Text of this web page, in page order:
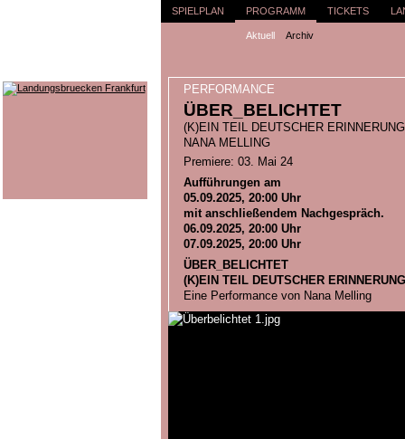
SPIELPLAN PROGRAMM
Aktuell Archiv
TICKETS
PERFORMANCE
ÜBER_BELICHTET
(K)EIN TEIL DEUTSCHER
NANA MELLING
Premiere: 03. Mai 24
Aufführungen am
05.09.2025, 20:00 Uhr
mit anschließendem Nachgespräch.
06.09.2025, 20:00 Uhr
07.09.2025, 20:00 Uhr
ÜBER_BELICHTET
(K)EIN TEIL DEUTSCHER
Eine Performance von Nana Melling